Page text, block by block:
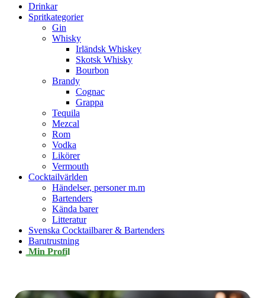
Drinkar
Spritkategorier
Gin
Whisky
Irländsk Whiskey
Skotsk Whisky
Bourbon
Brandy
Cognac
Grappa
Tequila
Mezcal
Rom
Vodka
Likörer
Vermouth
Cocktailvärlden
Händelser, personer m.m
Bartenders
Kända barer
Litteratur
Svenska Cocktailbarer & Bartenders
Barutrustning
Min Profil